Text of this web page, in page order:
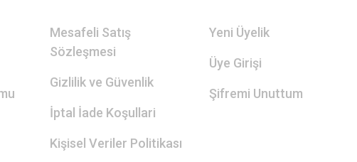
Mesafeli Satış
Sözleşmesi
Gizlilik ve Güvenlik
İptal İade Koşullari
Kişisel Veriler Politikası
Yeni Üyelik
Üye Girişi
Şifremi Unuttum